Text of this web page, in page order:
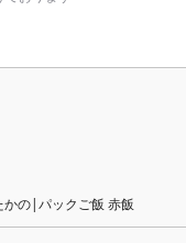
かの|パックご飯 赤飯